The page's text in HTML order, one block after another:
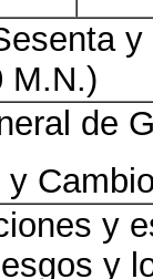
M.N.)
de
y
y